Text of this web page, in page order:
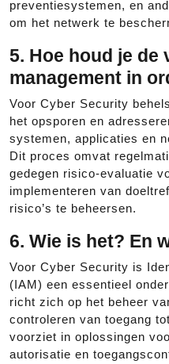
preventiesystemen, en
om het netwerk te
5. Hoe houd je de
management in
Voor Cyber Security
het opsporen en
systemen, applicaties en
Dit proces omvat
gedegen risico-evaluatie
implementeren van
risico’s te beheersen.
6. Wie is het? En
Voor Cyber Security is
(IAM) een essentieel
richt zich op het beheer
controleren van toegang
voorziet in oplossingen
autorisatie en